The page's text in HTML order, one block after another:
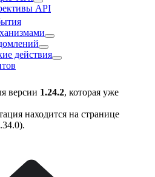
API
действия
версии 1.24.2, которая уже
находится на странице
).